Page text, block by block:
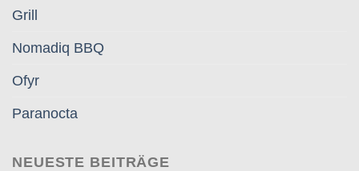
Grill
Nomadiq BBQ
Ofyr
Paranocta
NEUESTE BEITRÄGE